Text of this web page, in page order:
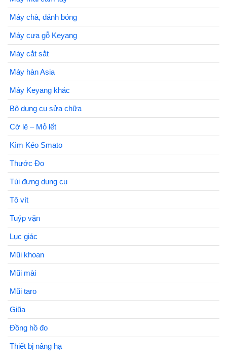
Máy chà, đánh bóng
Máy cưa gỗ Keyang
Máy cắt sắt
Máy hàn Asia
Máy Keyang khác
Bộ dụng cụ sửa chữa
Cờ lê – Mỏ lết
Kìm Kéo Smato
Thước Đo
Túi đựng dụng cụ
Tô vít
Tuýp vặn
Lục giác
Mũi khoan
Mũi mài
Mũi taro
Giũa
Đồng hồ đo
Thiết bị nâng hạ